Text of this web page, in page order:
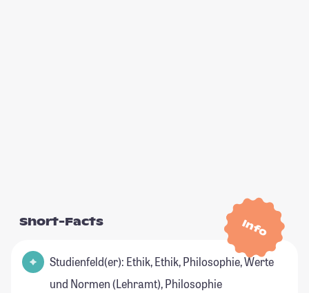
Info
Short-Facts
Studienfeld(er): Ethik, Ethik, Philosophie, Werte
und Normen (Lehramt), Philosophie